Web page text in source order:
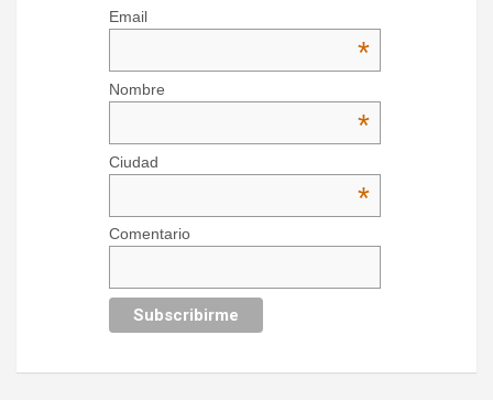
Email
*
Nombre
*
Ciudad
*
Comentario